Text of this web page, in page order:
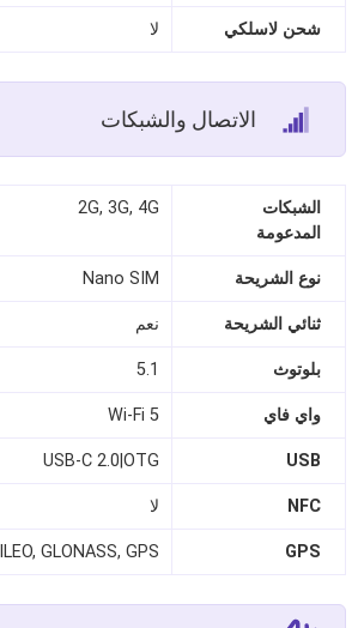
شحن لاسلكي لا
الاتصال والشبكات
الشبكات
المدعومة
2G, 3G, 4G
نوع الشريحة Nano SIM
ثنائي الشريحة نعم
بلوتوث 5.1
واي فاي Wi-Fi 5
USB
USB-C 2.0|OTG
NFC لا
GPS
GLONASS, GPS